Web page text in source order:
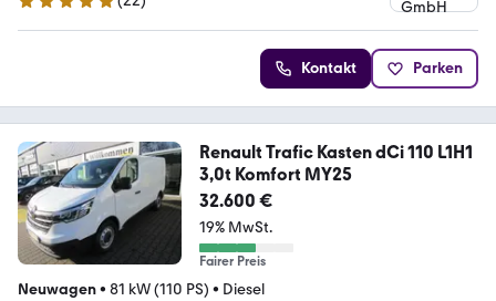
5 Sterne
Kontakt Parken
Renault Trafic Kasten dCi 110 L1H1
3,0t Komfort MY25
32.600 €
19% MwSt.
Fairer Preis
Neuwagen• 81 kW (110 PS) • Diesel